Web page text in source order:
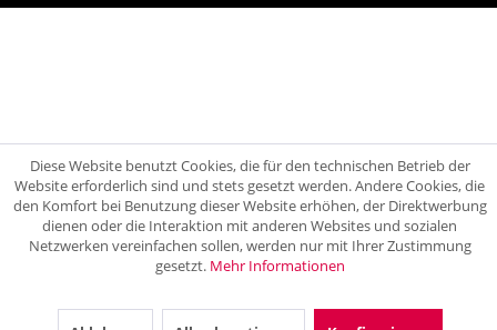
Diese Website benutzt Cookies, die für den technischen Betrieb der
Website erforderlich sind und stets gesetzt werden. Andere Cookies, die
den Komfort bei Benutzung dieser Website erhöhen, der Direktwerbung
dienen oder die Interaktion mit anderen Websites und sozialen
Netzwerken vereinfachen sollen, werden nur mit Ihrer Zustimmung
gesetzt. Mehr Informationen